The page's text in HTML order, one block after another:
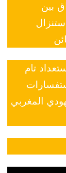
بين
تام
المغربي